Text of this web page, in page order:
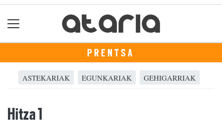
PRENTSA
ASTEKARIAK EGUNKARIAK GEHIGARRIAK
Hitza 1